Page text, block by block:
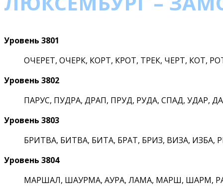
Уровень 3801
ОЧЕРЕТ, ОЧЕРК, КОРТ, КРОТ, ТРЕК, ЧЕРТ, КОТ,
Уровень 3802
ПАРУС, ПУДРА, ДРАП, ПРУД, РУДА, СПАД, УДАР,
Уровень 3803
БРИТВА, БИТВА, БИТА, БРАТ, БРИЗ, ВИЗА, ИЗБА,
Уровень 3804
МАРШАЛ, ШАУРМА, АУРА, ЛАМА, МАРШ, ШАРМ,